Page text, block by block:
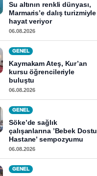
Su altının renkli dünyası,
Marmaris’e dalış turizmiyle
hayat veriyor
06.08.2026
GENEL
Kaymakam Ateş, Kur’an
kursu öğrencileriyle
buluştu
06.08.2026
GENEL
Söke’de sağlık
çalışanlarına ’Bebek Dostu
Hastane’ sempozyumu
06.08.2026
GENEL